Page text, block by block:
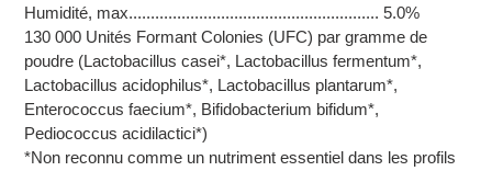
Humidité, max......................................................... 5.0%
130 000 Unités Formant Colonies (UFC) par gramme de
poudre (Lactobacillus casei*, Lactobacillus fermentum*,
Lactobacillus acidophilus*, Lactobacillus plantarum*,
Enterococcus faecium*, Bifidobacterium bifidum*,
Pediococcus acidilactici*)
*Non reconnu comme un nutriment essentiel dans les profils